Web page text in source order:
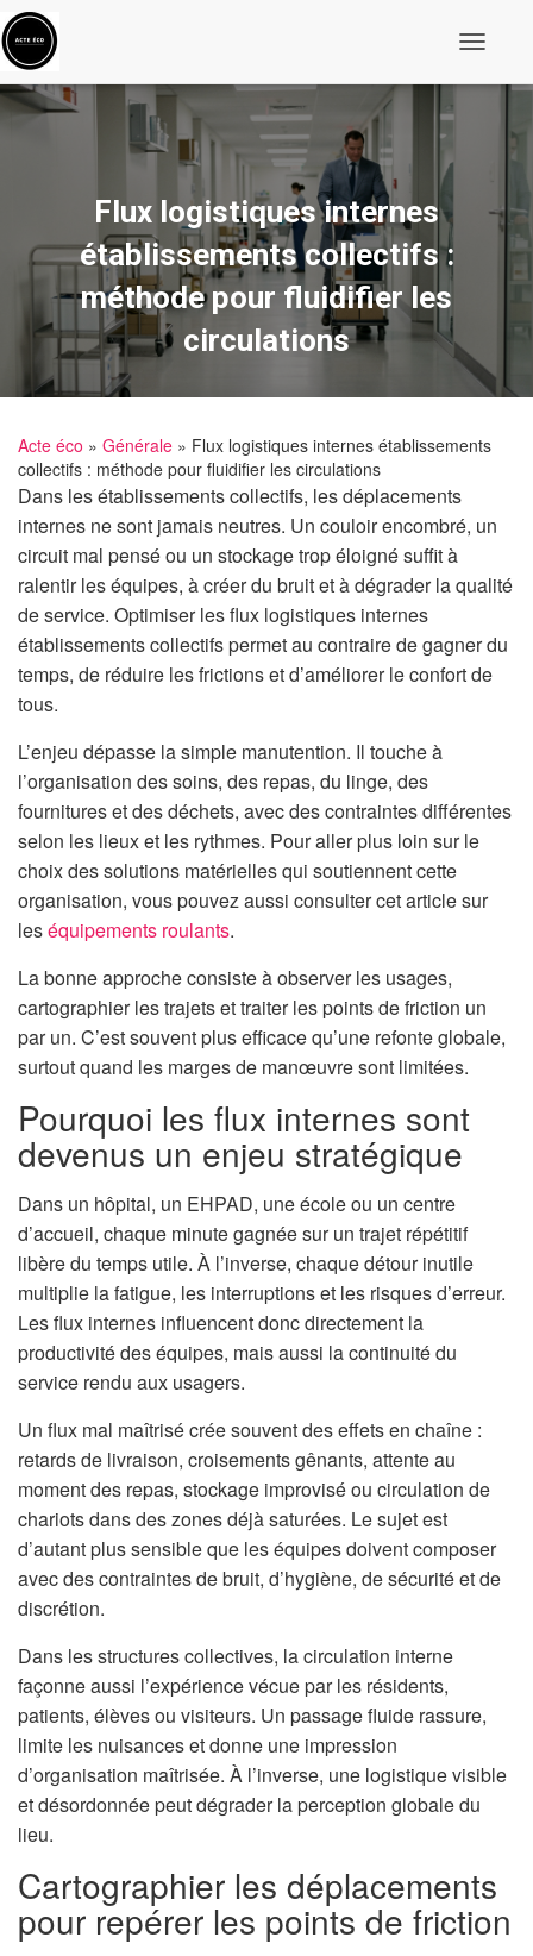
n
a
v
g
o
Flux logistiques internes
établissements collectifs :
méthode pour fluidifier les
circulations
Acte éco » Générale » Flux logistiques internes établissements
collectifs : méthode pour fluidifier les circulations
Dans les établissements collectifs, les déplacements
internes ne sont jamais neutres. Un couloir encombré, un
circuit mal pensé ou un stockage trop éloigné suffit à
ralentir les équipes, à créer du bruit et à dégrader la qualité
de service. Optimiser les flux logistiques internes
établissements collectifs permet au contraire de gagner du
temps, de réduire les frictions et d’améliorer le confort de
tous.
L’enjeu dépasse la simple manutention. Il touche à
l’organisation des soins, des repas, du linge, des
fournitures et des déchets, avec des contraintes différentes
selon les lieux et les rythmes. Pour aller plus loin sur le
choix des solutions matérielles qui soutiennent cette
organisation, vous pouvez aussi consulter cet article sur
leséquipements roulants.
La bonne approche consiste à observer les usages,
cartographier les trajets et traiter les points de friction un
par un. C’est souvent plus efficace qu’une refonte globale,
surtout quand les marges de manœuvre sont limitées.
Pourquoi les flux internes sont
devenus un enjeu stratégique
Dans un hôpital, un EHPAD, une école ou un centre
d’accueil, chaque minute gagnée sur un trajet répétitif
libère du temps utile. À l’inverse, chaque détour inutile
multiplie la fatigue, les interruptions et les risques d’erreur.
Les flux internes influencent donc directement la
productivité des équipes, mais aussi la continuité du
service rendu aux usagers.
Un flux mal maîtrisé crée souvent des effets en chaîne :
retards de livraison, croisements gênants, attente au
moment des repas, stockage improvisé ou circulation de
chariots dans des zones déjà saturées. Le sujet est
d’autant plus sensible que les équipes doivent composer
avec des contraintes de bruit, d’hygiène, de sécurité et de
discrétion.
Dans les structures collectives, la circulation interne
façonne aussi l’expérience vécue par les résidents,
patients, élèves ou visiteurs. Un passage fluide rassure,
limite les nuisances et donne une impression
d’organisation maîtrisée. À l’inverse, une logistique visible
et désordonnée peut dégrader la perception globale du
lieu.
Cartographier les déplacements
pour repérer les points de friction